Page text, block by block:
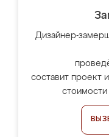
Дизайнер-
составит проект